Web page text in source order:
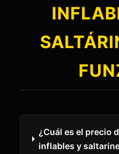
¿Cuál es el precio
inflables y